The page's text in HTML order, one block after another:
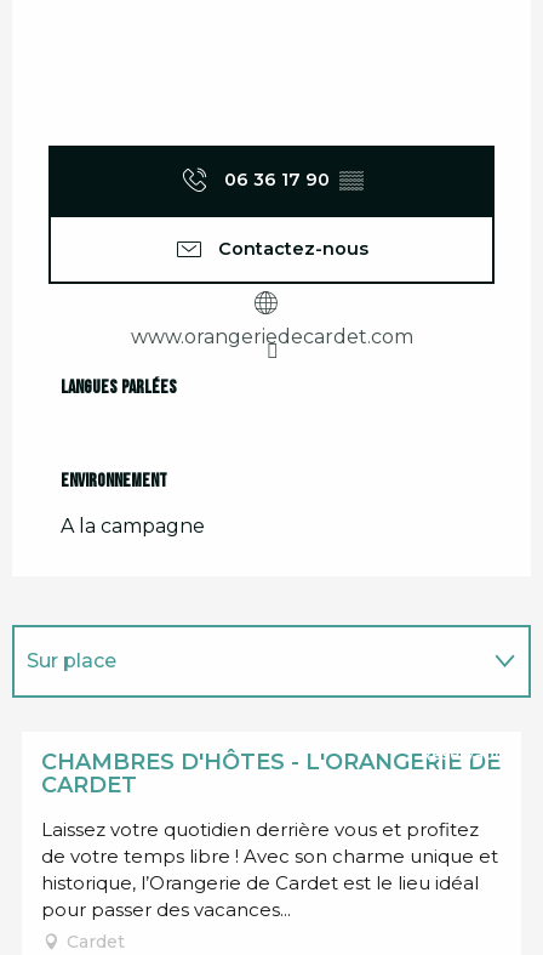
06 36 17 90 ▒▒
Contactez-nous
www.orangeriedecardet.com
Langues parlées
Langues parlées
Environnement
Environnement
A la campagne
Sur place
CHAMBRES D'HÔTES - L'ORANGERIE DE
CARDET
Laissez votre quotidien derrière vous et profitez
de votre temps libre ! Avec son charme unique et
historique, l’Orangerie de Cardet est le lieu idéal
pour passer des vacances...
Cardet
Réservable